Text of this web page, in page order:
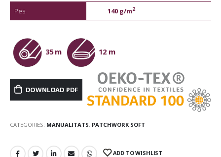
Pes 140 g/m2
35 m 12 m
DOWNLOAD PDF
CATEGORIES: MANUALITATS, PATCHWORK SOFT
ADD TO WISHLIST